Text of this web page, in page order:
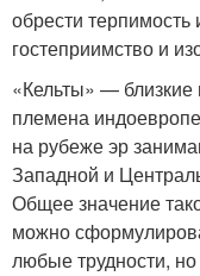
обрести
гостеприимство и
«Кельты» — близкие
племена
на рубеже эр
Западной и
Общее значение
можно
любые трудности,